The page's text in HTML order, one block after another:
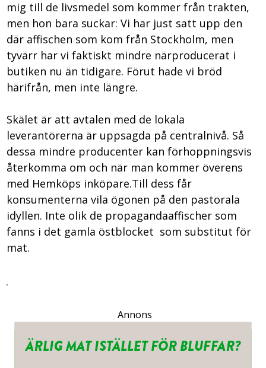
mig till de livsmedel som kommer från trakten,
men hon bara suckar:­ Vi har just satt upp den
där affischen som kom från Stockholm, men
tyvärr har vi faktiskt mindre närproducerat i
butiken nu än tidigare. Förut hade vi bröd
härifrån, men inte längre.
Skälet är att avtalen med de lokala
leverantörerna är uppsagda på centralnivå. Så
dessa mindre producenter kan förhoppningsvis
återkomma om och när man kommer överens
med Hemköps inköpare.Till dess får
konsumenterna vila ögonen på den pastorala
idyllen. Inte olik de propagandaaffischer som
fanns i det gamla östblocket ­ som substitut för
mat.
Annons